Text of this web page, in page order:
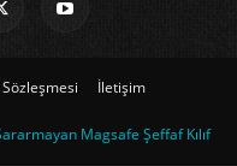
İletişim
Magsafe Şeffaf Kılıf